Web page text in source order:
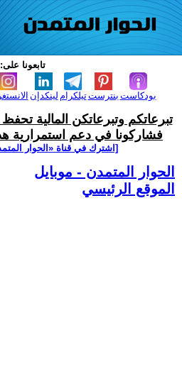
تابعونا على:
لينكدإن تيلكرامبنترست بودكاست
تبرعاتكم وتبرعاتكن المالية
فشاركونا في دعم استمرارية
[اشترك في قناة ‫«الحوار
الحوار المتمدن - موبايل
الموقع الرئيسي